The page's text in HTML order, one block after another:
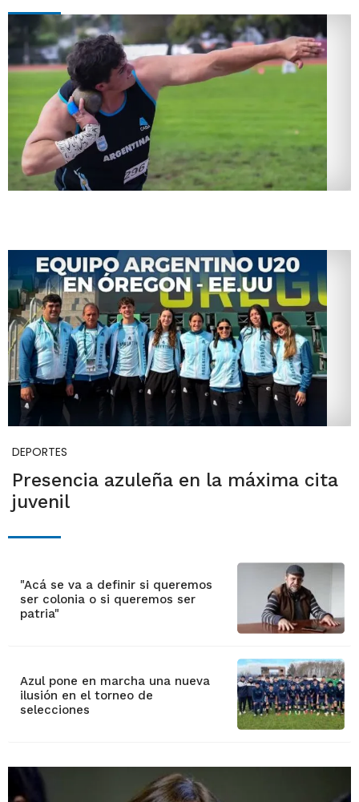
DEPORTES
Presencia azuleña en la máxima cita
juvenil
"Acá se va a definir si queremos
ser colonia o si queremos ser
patria"
Azul pone en marcha una nueva
ilusión en el torneo de
selecciones